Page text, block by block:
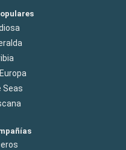
Seas